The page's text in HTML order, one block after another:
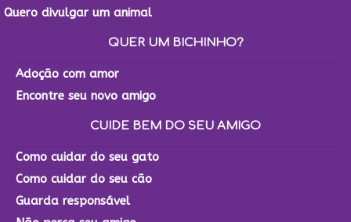
Quero divulgar um animal
QUER UM BICHINHO?
Adoção com amor
Encontre seu novo amigo
CUIDE BEM DO SEU AMIGO
Como cuidar do seu gato
Como cuidar do seu cão
Guarda responsável